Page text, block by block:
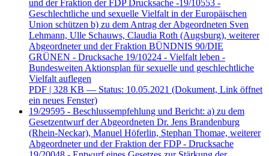
und der Fraktion der FDP Drucksache -19/10553 -
Geschlechtliche und sexuelle Vielfalt in der Europäischen
Union schützen b) zu dem Antrag der Abgeordneten Sven
Lehmann, Ulle Schauws, Claudia Roth (Augsburg), weiterer
Abgeordneter und der Fraktion BÜNDNIS 90/DIE
GRÜNEN - Drucksache 19/10224 - Vielfalt leben -
Bundesweiten Aktionsplan für sexuelle und geschlechtliche
Vielfalt auflegen
PDF | 328 KB — Status: 10.05.2021 (Dokument, Link öffnet
ein neues Fenster)
19/29595 - Beschlussempfehlung und Bericht: a) zu dem
Gesetzentwurf der Abgeordneten Dr. Jens Brandenburg
(Rhein-Neckar), Manuel Höferlin, Stephan Thomae, weiterer
Abgeordneter und der Fraktion der FDP - Drucksache